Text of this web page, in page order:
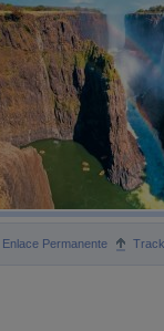
Enlace Permanente